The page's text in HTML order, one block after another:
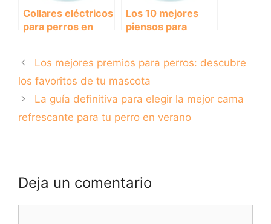
Collares eléctricos
para perros en
cruel?
Los 10 mejores
piensos para
nutrición y salud
Los mejores premios para perros: descubre
los favoritos de tu mascota
La guía definitiva para elegir la mejor cama
refrescante para tu perro en verano
Deja un comentario